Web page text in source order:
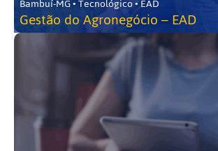
Bambuí-MG • Tecnológico • EAD
Gestão do Agronegócio – EAD